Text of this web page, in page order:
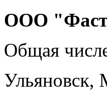
ООО
Общая
Ульяновск,